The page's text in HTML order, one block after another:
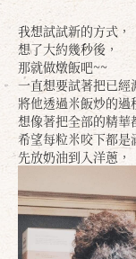
我想試試新的方式，
想了大約幾秒後，
那就做燉飯吧~~
一直想要試著把已經
將他透過米飯炒的過
想像著把全部的精華
希望每粒米咬下都是
先放奶油到入洋蔥，